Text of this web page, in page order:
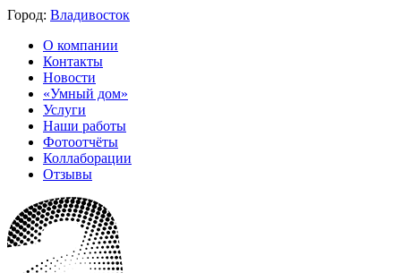
Город: Владивосток
О компании
Контакты
Новости
«Умный дом»
Услуги
Наши работы
Фотоотчёты
Коллаборации
Отзывы